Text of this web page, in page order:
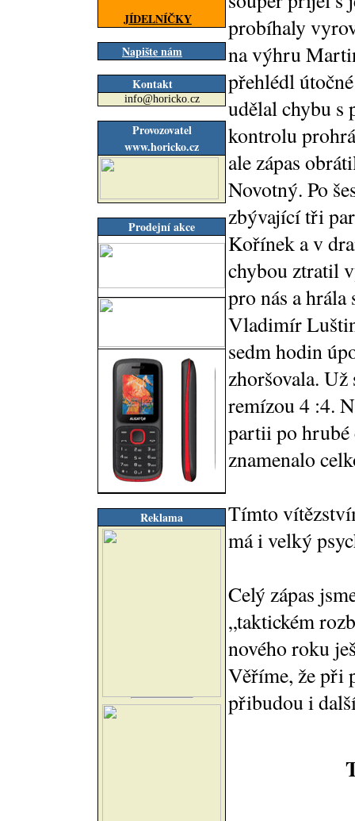
JÍDELNÍČKY
Napište nám
Kontakt
info@horicko.cz
Provozovatel
www.horicko.cz
Prodejní akce
Reklama
probíhaly
na výhru
přehlédl
udělal chybu s
kontrolu
ale zápas
Novotný. Po
zbývající tři
Kořínek a v
chybou ztratil
pro nás a
Vladimír
sedm hodin
zhoršovala. Už
remízou 4 :4.
partii po hrubé
znamenalo
Tímto
má i velký
Celý zápas
„taktickém
nového roku
Věříme, že při
přibudou i